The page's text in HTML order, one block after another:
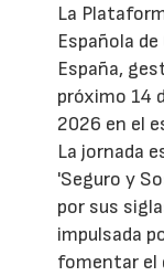
La
Española
España,
próximo 14
2026 en el
La jornada
'Seguro y
por sus
impulsada
fomentar el